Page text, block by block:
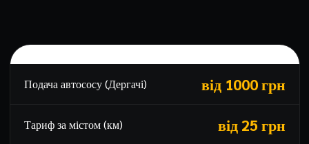
Подача автососу (Дергачі) від 1000 грн
Тариф за містом (км) від 25 грн